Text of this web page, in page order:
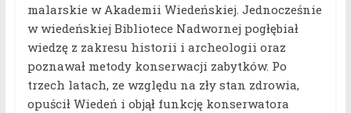
malarskie w Akademii Wiedeńskiej. Jednocześnie
w wiedeńskiej Bibliotece Nadwornej pogłębiał
wiedzę z zakresu historii i archeologii oraz
poznawał metody konserwacji zabytków. Po
trzech latach, ze względu na zły stan zdrowia,
opuścił Wiedeń i objął funkcję konserwatora